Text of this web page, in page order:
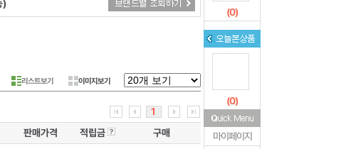
)
리스트보기 이미지보기
1
판매가격 적립금 구매
(0)
(0)
마이페이지